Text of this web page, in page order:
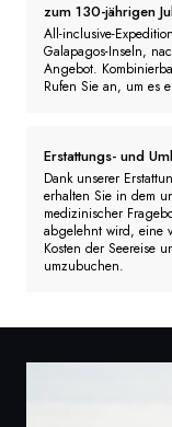
zum 130-jährigen
All-inclusive-
Galapagos-Inseln,
Angebot.
Rufen Sie an, um es
Erstattungs- und
Dank unserer
erhalten Sie in dem
medizinischer
abgelehnt wird, eine
Kosten der Seereise
umzubuchen.